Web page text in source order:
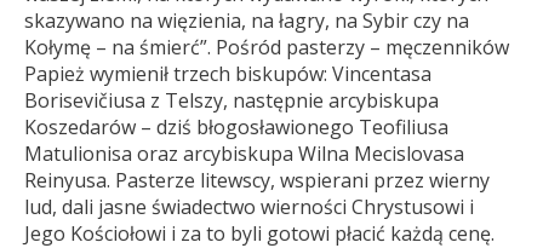
skazywano na więzienia, na łagry, na Sybir czy na
Kołymę – na śmierć”. Pośród pasterzy – męczenników
Papież wymienił trzech biskupów: Vincentasa
Borisevičiusa z Telszy, następnie arcybiskupa
Koszedarów – dziś błogosławionego Teofiliusa
Matulionisa oraz arcybiskupa Wilna Mecislovasa
Reinyusa. Pasterze litewscy, wspierani przez wierny
lud, dali jasne świadectwo wierności Chrystusowi i
Jego Kościołowi i za to byli gotowi płacić każdą cenę.